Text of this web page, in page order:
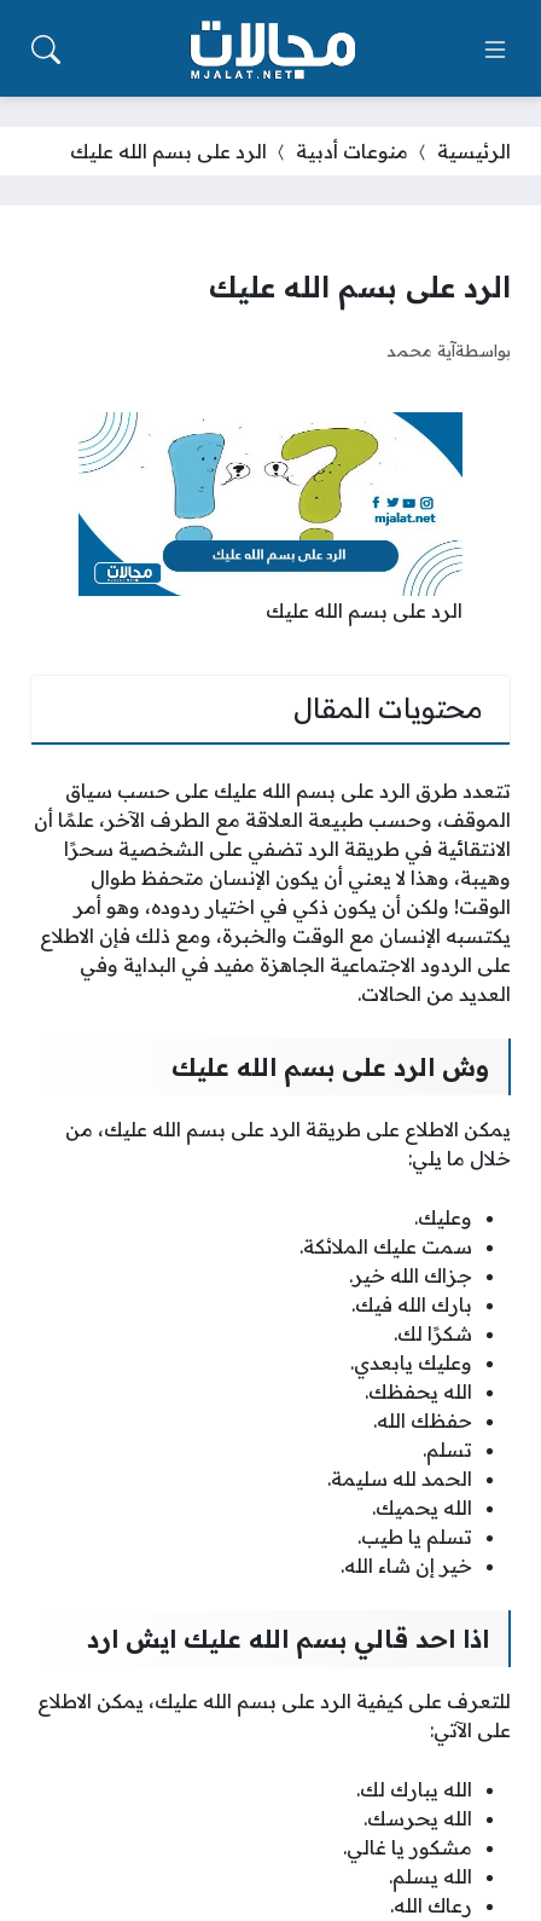
الرئيسية منوعات أدبية الرد على بسم الله عليك
الرد على بسم الله عليك
بواسطةآية محمد
الرد على بسم الله عليك
محتويات المقال
تتعدد طرق الرد على بسم الله عليك على حسب سياق
الموقف، وحسب طبيعة العلاقة مع الطرف الآخر، علمًا أن
الانتقائية في طريقة الرد تضفي على الشخصية سحرًا
وهيبة، وهذا لا يعني أن يكون الإنسان متحفظ طوال
الوقت! ولكن أن يكون ذكي في اختيار ردوده، وهو أمر
يكتسبه الإنسان مع الوقت والخبرة، ومع ذلك فإن الاطلاع
على الردود الاجتماعية الجاهزة مفيد في البداية وفي
العديد من الحالات.
وش الرد على بسم الله عليك
يمكن الاطلاع على طريقة الرد على بسم الله عليك، من
خلال ما يلي:
وعليك.
سمت عليك الملائكة.
جزاك الله خير.
بارك الله فيك.
شكرًا لك.
وعليك يابعدي.
الله يحفظك.
حفظك الله.
تسلم.
الحمد لله سليمة.
الله يحميك.
تسلم يا طيب.
خير إن شاء الله.
اذا احد قالي بسم الله عليك ايش ارد
للتعرف على كيفية الرد على بسم الله عليك، يمكن الاطلاع
على الآتي:
الله يبارك لك.
الله يحرسك.
مشكور يا غالي.
الله يسلم.
رعاك الله.